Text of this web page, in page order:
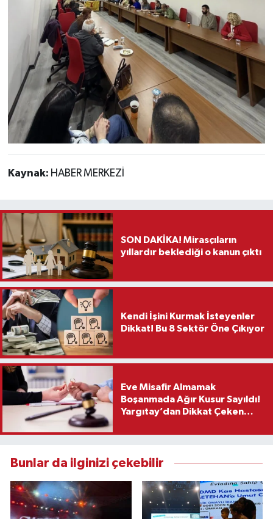
Kaynak: HABER MERKEZİ
SON DAKİKA! Mirasçıların
yıllardır beklediği o kanun çıktı
Kendi İşini Kurmak İsteyenler
Dikkat! Bu 8 Sektör Öne Çıkıyor
Eve Misafir Almamak
Boşanmada Ağır Kusur Sayıldı!
Yargıtay’dan Dikkat Çeken
Bunlar da ilginizi çekebilir